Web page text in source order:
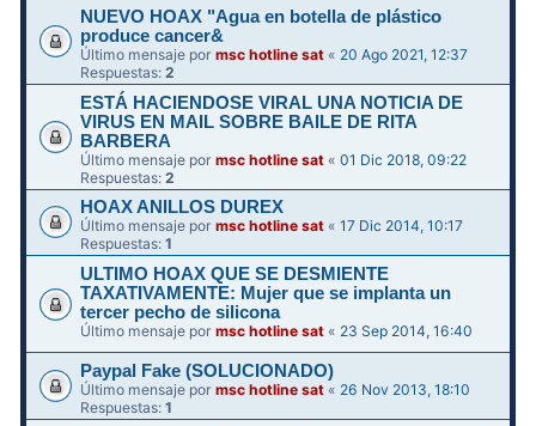
NUEVO HOAX "Agua en botella de plástico
produce cancer&
Último mensaje pormsc hotline sat « 20 Ago 2021, 12:37
Respuestas:2
ESTÁ HACIENDOSE VIRAL UNA NOTICIA DE
VIRUS EN MAIL SOBRE BAILE DE RITA
BARBERA
Último mensaje pormsc hotline sat «01 Dic 2018, 09:22
Respuestas:2
HOAX ANILLOS DUREX
Último mensaje pormsc hotline sat «17 Dic 2014, 10:17
Respuestas:1
ULTIMO HOAX QUE SE DESMIENTE
TAXATIVAMENTE: Mujer que se implanta un
tercer pecho de silicona
Último mensaje pormsc hotline sat « 23 Sep 2014, 16:40
Paypal Fake (SOLUCIONADO)
Último mensaje pormsc hotline sat « 26 Nov 2013, 18:10
Respuestas:1